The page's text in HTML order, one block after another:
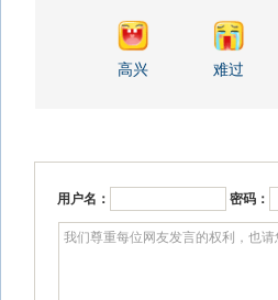
高兴 难过
用户名： 密码：